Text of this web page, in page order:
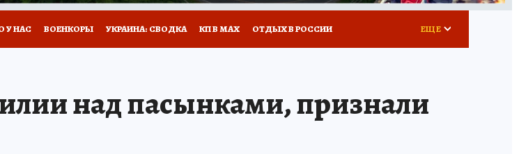
У НАС ВОЕНКОРЫ УКРАИНА: СВОДКА КП В МАХ ОТДЫХ В РОССИИ ЕЩЕ
над пасынками, признали